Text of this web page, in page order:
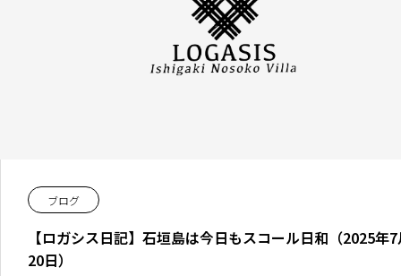
ブログ
【ロガシス日記】石垣島は今日もスコール日和（2025年
20日）